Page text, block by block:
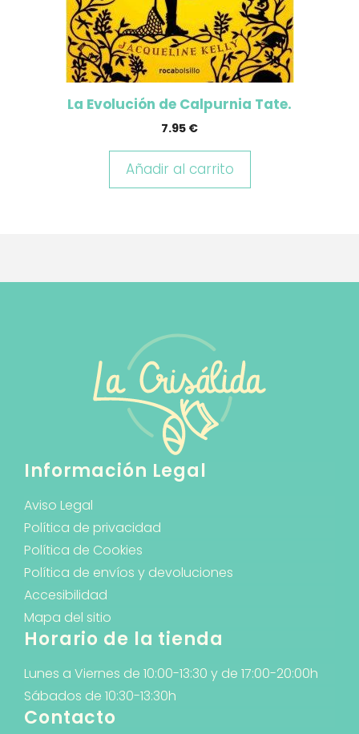
La Evolución de Calpurnia Tate.
7.95 €
Añadir al carrito
Información Legal
Aviso Legal
Política de privacidad
Política de Cookies
Política de envíos y devoluciones
Accesibilidad
Mapa del sitio
Horario de la tienda
Lunes a Viernes de 10:00-13:30 y de 17:00-20:00h
Sábados de 10:30-13:30h
Contacto